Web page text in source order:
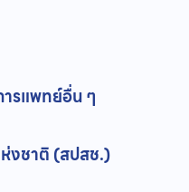
รแพทย์อื่น ๆ
งชาติ (สปสช.)